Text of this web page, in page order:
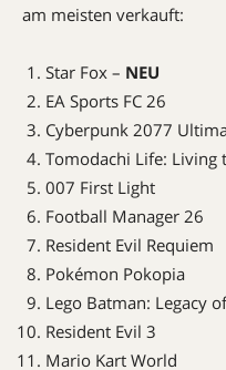
am meisten verkauft:
Star Fox – NEU
EA Sports FC 26
Cyberpunk 2077
Tomodachi Life: Living
007 First Light
Football Manager 26
Resident Evil Requiem
Pokémon Pokopia
Lego Batman: Legacy
Resident Evil 3
Mario Kart World